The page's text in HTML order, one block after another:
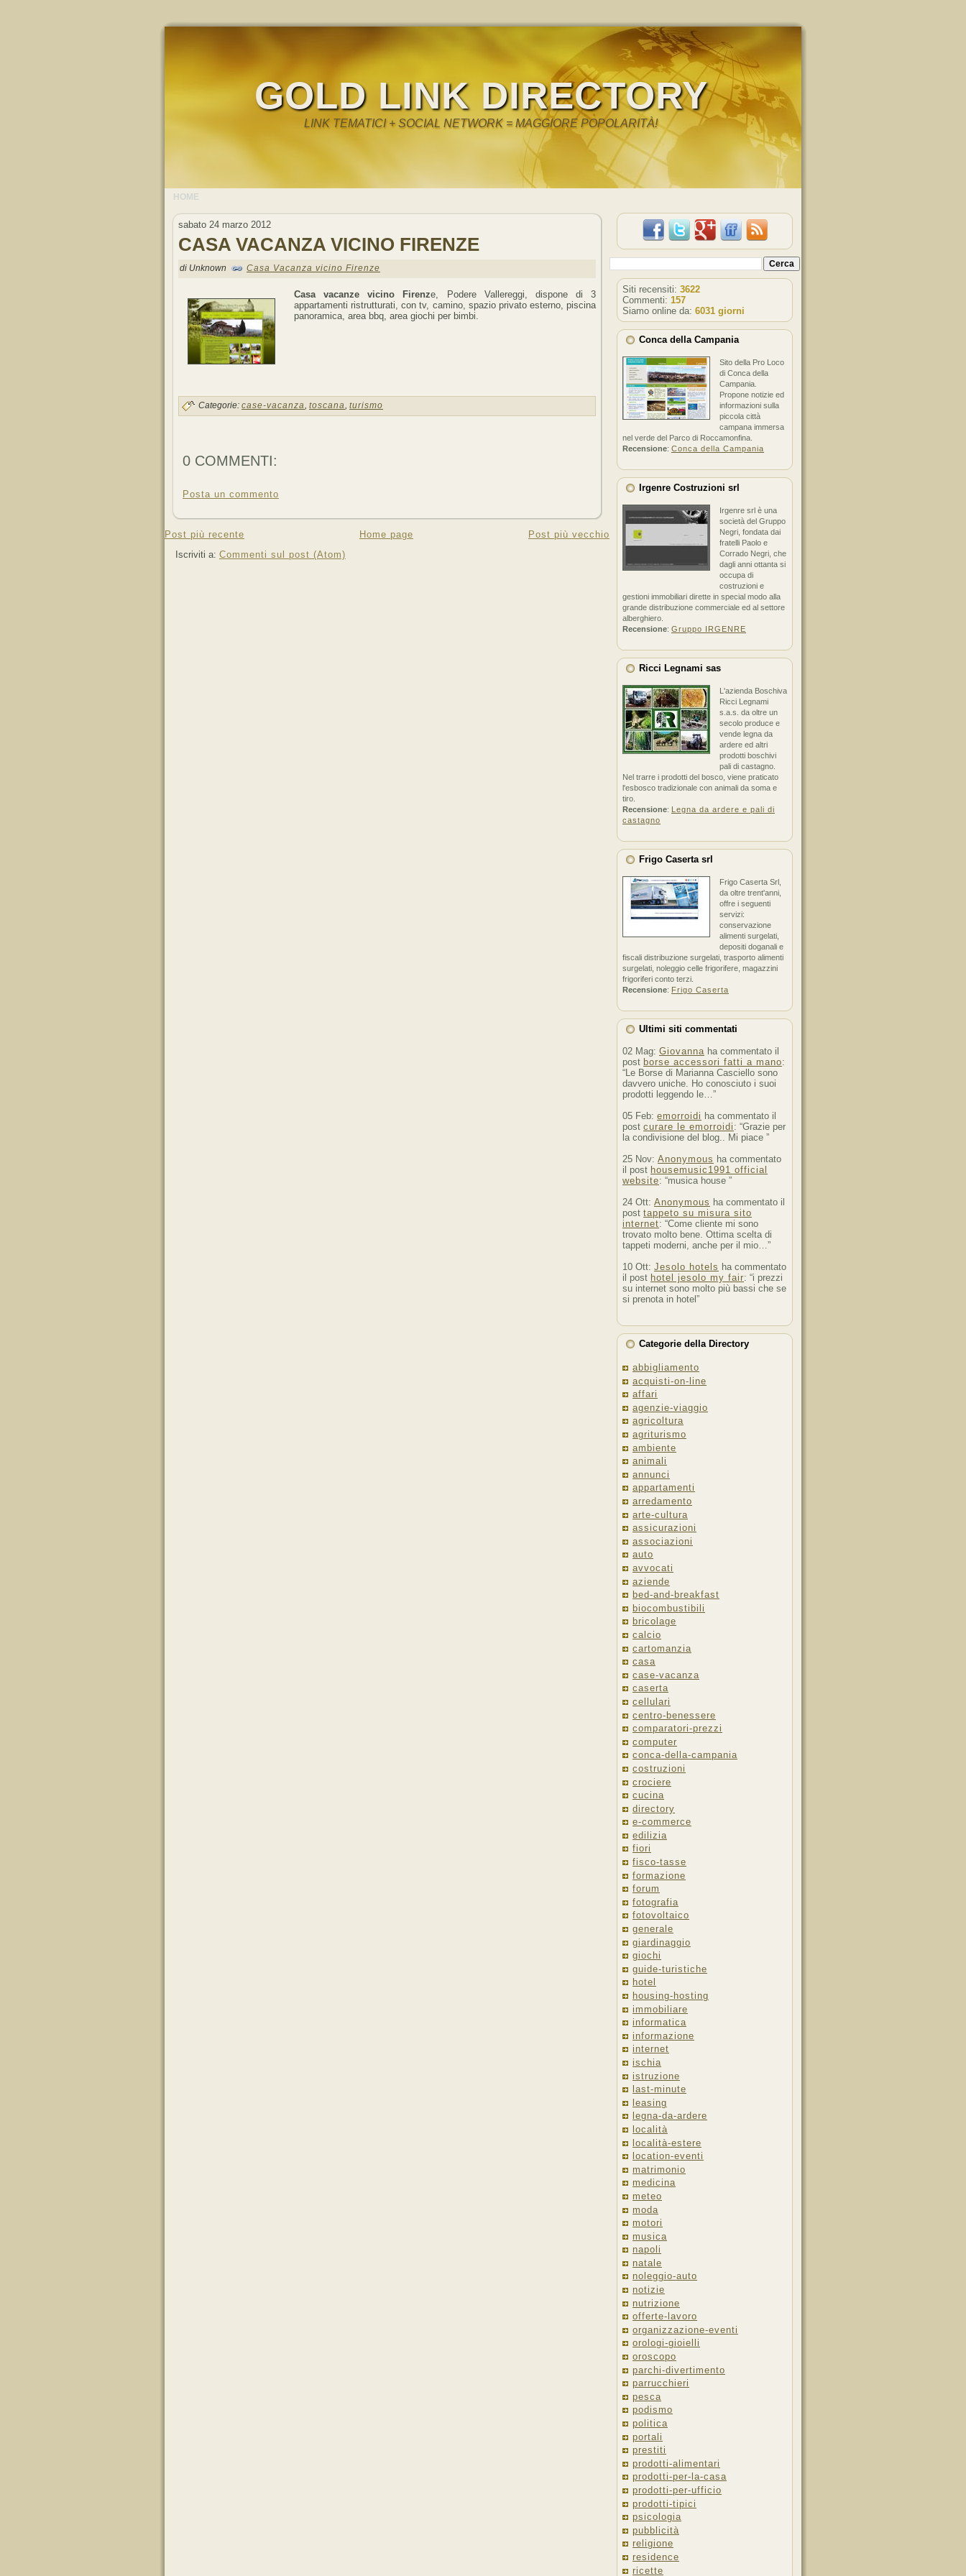
GOLD LINK DIRECTORY
LINK TEMATICI + SOCIAL NETWORK = MAGGIORE POPOLARITÀ!
HOME
sabato 24 marzo 2012
CASA VACANZA VICINO FIRENZE
di Unknown Casa Vacanza vicino Firenze
Casa vacanze vicino Firenze, Podere Vallereggi, dispone di 3
appartamenti ristrutturati, con tv, camino, spazio privato esterno, piscina
panoramica, area bbq, area giochi per bimbi.
Categorie: case-vacanza, toscana, turismo
0 COMMENTI:
Posta un commento
Post più recente Post più vecchio
Home page
Iscriviti a: Commenti sul post (Atom)
Siti recensiti: 3622
Commenti: 157
Siamo online da: 6031 giorni
Conca della Campania
Sito della Pro Loco
di Conca della
Campania.
Propone notizie ed
informazioni sulla
piccola città
campana immersa
nel verde del Parco di Roccamonfina.
Recensione: Conca della Campania
Irgenre Costruzioni srl
Irgenre srl è una
società del Gruppo
Negri, fondata dai
fratelli Paolo e
Corrado Negri, che
dagli anni ottanta si
occupa di
costruzioni e
gestioni immobiliari dirette in special modo alla
grande distribuzione commerciale ed al settore
alberghiero.
Recensione: Gruppo IRGENRE
Ricci Legnami sas
L'azienda Boschiva
Ricci Legnami
s.a.s. da oltre un
secolo produce e
vende legna da
ardere ed altri
prodotti boschivi
pali di castagno.
Nel trarre i prodotti del bosco, viene praticato
l'esbosco tradizionale con animali da soma e
tiro.
Recensione: Legna da ardere e pali di
castagno
Frigo Caserta srl
Frigo Caserta Srl,
da oltre trent'anni,
offre i seguenti
servizi:
conservazione
alimenti surgelati,
depositi doganali e
fiscali distribuzione surgelati, trasporto alimenti
surgelati, noleggio celle frigorifere, magazzini
frigoriferi conto terzi.
Recensione: Frigo Caserta
Ultimi siti commentati
02 Mag: Giovanna ha commentato il
post borse accessori fatti a mano:
“Le Borse di Marianna Casciello sono
davvero uniche. Ho conosciuto i suoi
prodotti leggendo le…”
05 Feb: emorroidi ha commentato il
post curare le emorroidi : “Grazie per
la condivisione del blog.. Mi piace ”
25 Nov: Anonymous ha commentato
il post housemusic1991 official
website: “musica house ”
24 Ott: Anonymous ha commentato il
post tappeto su misura sito
internet: “Come cliente mi sono
trovato molto bene. Ottima scelta di
tappeti moderni, anche per il mio…”
10 Ott: Jesolo hotels ha commentato
il post hotel jesolo my fair: “i prezzi
su internet sono molto più bassi che se
si prenota in hotel”
Categorie della Directory
abbigliamento
acquisti-on-line
affari
agenzie-viaggio
agricoltura
agriturismo
ambiente
animali
annunci
appartamenti
arredamento
arte-cultura
assicurazioni
associazioni
auto
avvocati
aziende
bed-and-breakfast
biocombustibili
bricolage
calcio
cartomanzia
casa
case-vacanza
caserta
cellulari
centro-benessere
comparatori-prezzi
computer
conca-della-campania
costruzioni
crociere
cucina
directory
e-commerce
edilizia
fiori
fisco-tasse
formazione
forum
fotografia
fotovoltaico
generale
giardinaggio
giochi
guide-turistiche
hotel
housing-hosting
immobiliare
informatica
informazione
internet
ischia
istruzione
last-minute
leasing
legna-da-ardere
località
località-estere
location-eventi
matrimonio
medicina
meteo
moda
motori
musica
napoli
natale
noleggio-auto
notizie
nutrizione
offerte-lavoro
organizzazione-eventi
orologi-gioielli
oroscopo
parchi-divertimento
parrucchieri
pesca
podismo
politica
portali
prestiti
prodotti-alimentari
prodotti-per-la-casa
prodotti-per-ufficio
prodotti-tipici
psicologia
pubblicità
religione
residence
ricette